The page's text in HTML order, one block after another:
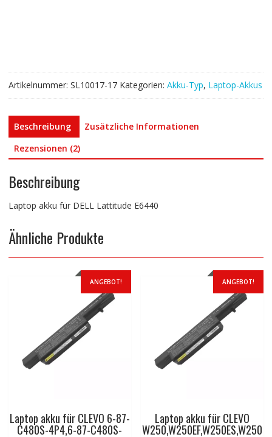
Artikelnummer: SL10017-17 Kategorien: Akku-Typ, Laptop-Akkus
Beschreibung
Zusätzliche Informationen
Rezensionen (2)
Beschreibung
Laptop akku für DELL Lattitude E6440
Ähnliche Produkte
ANGEBOT!
Laptop akku für CLEVO 6-87-
C480S-4P4,6-87-C480S-
ANGEBOT!
Laptop akku für CLEVO
W250,W250EF,W250ES,W250